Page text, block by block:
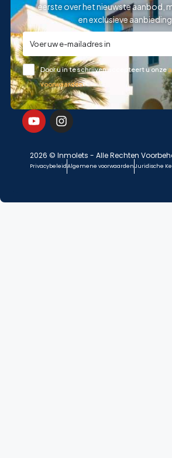
eerste over het nieuwste aanbod,
en exclusieve
Door u in te schrijven accepteert u onze
voorwaarden
2026 © Inmolets - Alle Rechten
PrivacybeleidAlgemene voorwaardenJuridische